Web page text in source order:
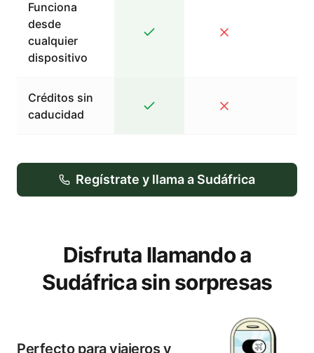
Funciona
desde
cualquier
dispositivo
Créditos sin
caducidad
Regístrate y llama a Sudáfrica
Disfruta llamando a
Sudáfrica sin sorpresas
Perfecto para viajeros y